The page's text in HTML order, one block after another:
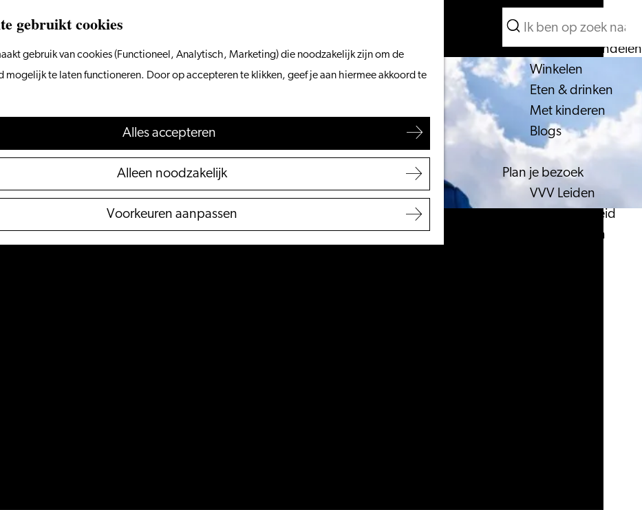
gebruikt cookies
gebruik van cookies (Functioneel, Analytisch, Marketing) die noodzakelijk zijn om de
mogelijk te laten functioneren. Door op accepteren te klikken, geef je aan hiermee akkoord te
Alles accepteren
Alleen noodzakelijk
Voorkeuren aanpassen
Menu
Zoeken
Wat te doen
Vanaf het water
Fietsen & wandelen
Winkelen
Eten & drinken
Met kinderen
Blogs
Plan je bezoek
VVV Leiden
Bereikbaarheid
Overnachten
Zoeken